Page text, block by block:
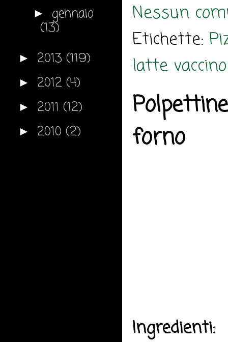
Nessun
Etichette:
latte
forno
Ingredienti:
► gennaio
(13)
► 2013 (119)
► 2012 (4)
► 2011 (12)
► 2010 (2)